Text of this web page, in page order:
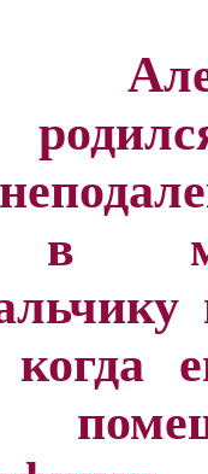
в